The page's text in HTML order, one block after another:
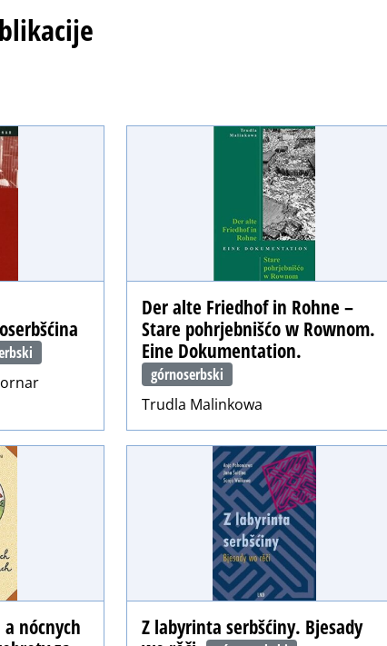
Der alte Friedhof in Rohne –
Stare pohrjebnišćo w Rownom.
Eine Dokumentation.
górnoserbski
Trudla Malinkowa
nócnych
Z labyrinta serbšćiny. Bjesady